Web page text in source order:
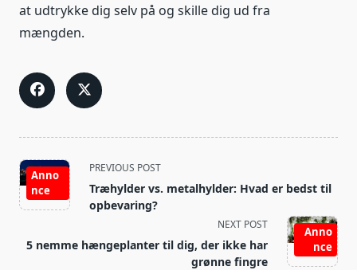
at udtrykke dig selv på og skille dig ud fra
mængden.
<span
class="nav-
subtitle
reader-
Anno
nce
PREVIOUS POST
Træhylder vs. metalhylder: Hvad er bedst til
opbevaring?
Anno
nce
NEXT POST
5 nemme hængeplanter til dig, der ikke har
grønne fingre